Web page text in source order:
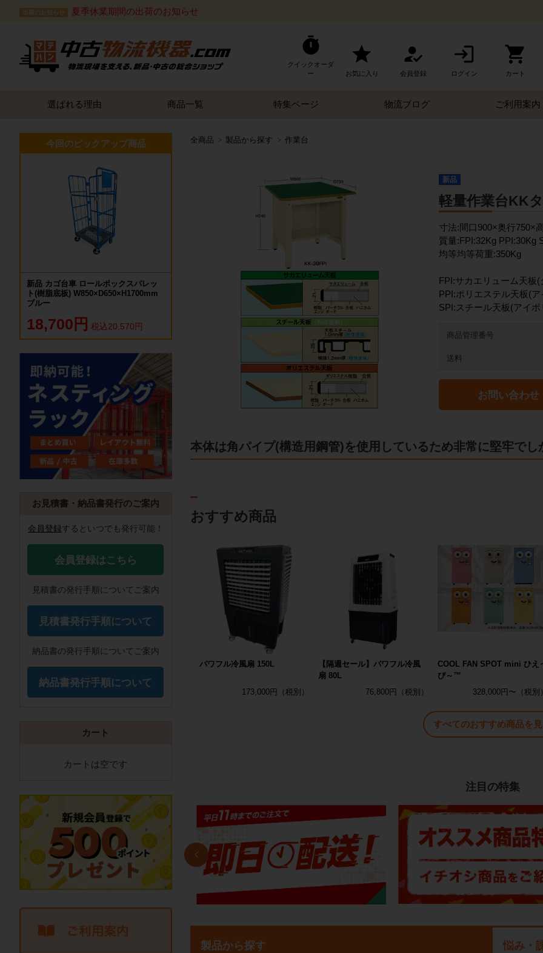
出荷のお知らせ 夏季休業期間の出荷のお知らせ
クイックオーダ
ー
お気に入り 会員登録 ログイン カート
選ばれる理由 商品一覧 特集ページ 物流ブログ ご利用案内
全商品 製品から探す 作業台
新品
軽量作業台KK
寸法:間口900×奥行750×
質量:FPI:32Kg PPI:30Kg
均等均等荷重:350Kg
FPI:サカエリューム天板(
PPI:ポリエステル天板(
SPI:スチール天板(アイボ
商品管理番号
送料
お問い合わせ
本体は角パイプ(構造用鋼管)を使用しているため非常に堅牢で
おすすめ商品
パワフル冷風扇 150L
173,000円
【隔週セール】パワフル冷風
扇 80L
76,800円
COOL FAN SPOT mini ひえ
ぴ～™
328,000円〜
すべてのおすすめ商品を
注目の特集
製品から探す 悩み・
今回のピックアップ商品
新品 カゴ台車 ロールボックスパレッ
ト(樹脂底板) W850×D650×H1700mm
ブルー
18,700円 税込20,570円
お見積書・納品書発行のご案内
会員登録するといつでも発行可能！
会員登録はこちら
見積書の発行手順についてご案内
見積書発行手順について
納品書の発行手順についてご案内
納品書発行手順について
カート
カートは空です